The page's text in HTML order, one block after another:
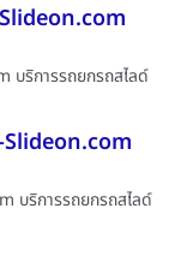
บริการรถยกรถสไลด์
Slideon.com
บริการรถยกรถสไลด์